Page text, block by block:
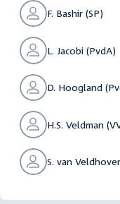
F. Bashir (SP)
L. Jacobi (PvdA)
D. Hoogland
H.S. Veldman
S. van